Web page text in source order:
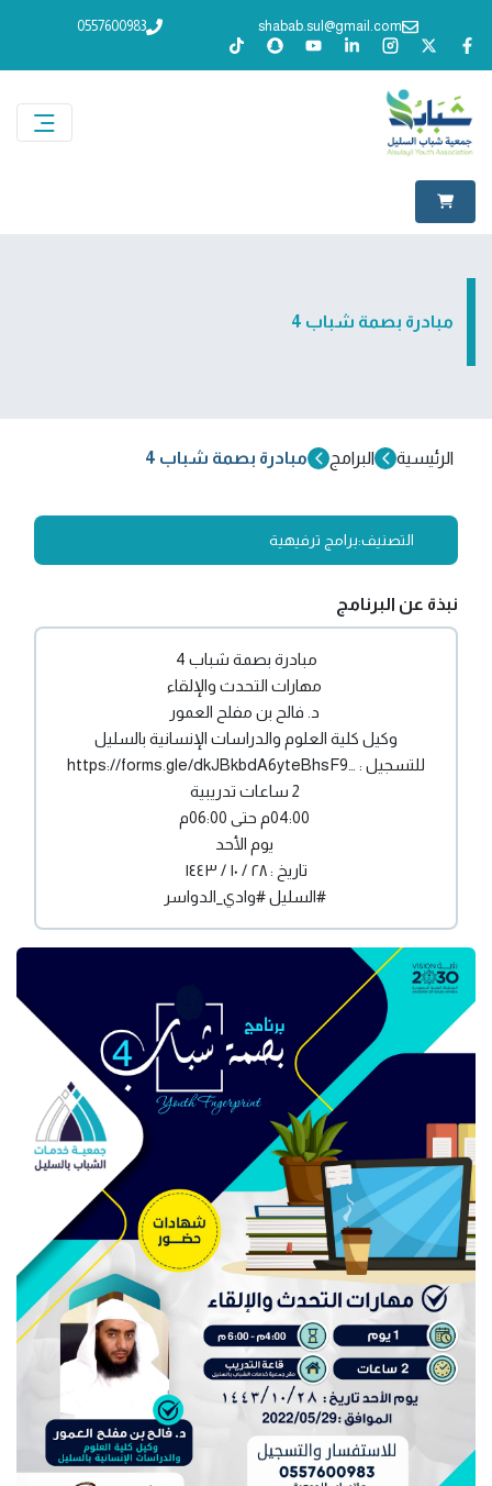
shabab.sul@gmail.com
0557600983
مبادرة بصمة شباب 4
الرئيسية البرامج مبادرة بصمة شباب 4
التصنيف:برامج ترفيهية
نبذة عن البرنامج
مبادرة بصمة شباب
مهارات التحدث والإلقاء
د. فالح بن مفلح العمور
وكيل كلية العلوم والدراسات الإنسانية بالسليل
للتسجيل :
https://forms.gle/dkJBkbdA6yteBhsF9
يوم الأحد
تاريخ : ٢٨ / ١٠ / ١٤٤٣
#السليل #وادي_الدواسر